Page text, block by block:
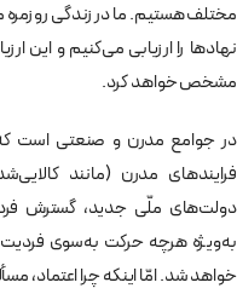
مختلف هستیم. ما در زندگی روزمره
نهادها را ارزیابی می‌کنیم و این
مشخص خواهد کرد.
در جوامع مدرن و صنعتی است
فرایندهای مدرن (مانند
دولت‌های ملّی جدید، گسترش
به‌ویژه هرچه حرکت به‌سوی فردیت
خواهد شد. امّا اینکه چرا اعتماد،